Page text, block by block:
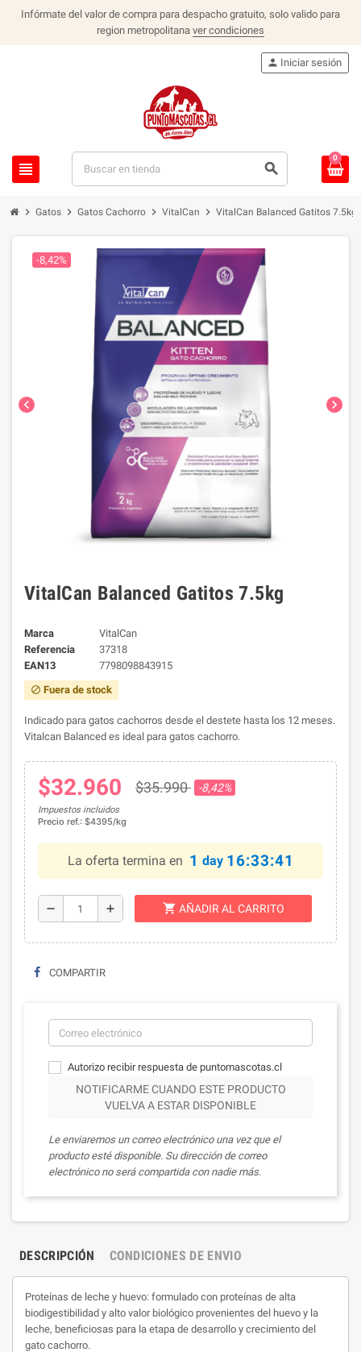
Infórmate del valor de compra para despacho gratuito, solo valido para
region metropolitana ver condiciones
view_headline search
person Iniciar sesión
0
chevron_right Gatos chevron_right Gatos Cachorro chevron_right VitalCan chevron_right VitalCan Balanced Gatitos 7.5kg
chevron_left chevron_right
-8,42%
VitalCan Balanced Gatitos 7.5kg
Marca
VitalCan
Referencia
37318
EAN13
7798098843915
block Fuera de stock
Indicado para gatos cachorros desde el destete hasta los 12 meses.
Vitalcan Balanced es ideal para gatos cachorro.
$32.960 $35.990 -8,42%
Impuestos incluidos
Precio ref.: $4395/kg
La oferta termina en 1 day 16:33:41
remove add shopping_cart AÑADIR AL CARRITO
COMPARTIR
Autorizo recibir respuesta de puntomascotas.cl
NOTIFICARME CUANDO ESTE PRODUCTO
VUELVA A ESTAR DISPONIBLE
Le enviaremos un correo electrónico una vez que el
producto esté disponible. Su dirección de correo
electrónico no será compartida con nadie más.
DESCRIPCIÓN CONDICIONES DE ENVIO
Proteínas de leche y huevo: formulado con proteínas de alta
biodigestibilidad y alto valor biológico provenientes del huevo y la
leche, beneficiosas para la etapa de desarrollo y crecimiento del
gato cachorro.